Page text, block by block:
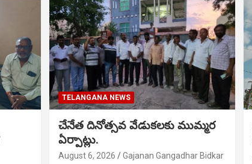
TELANGANA NEWS
చేనేత దినోత్సవ వేడుకలకు ముమ్మర
ఏర్పాట్లు.
August 6, 2026 Gajanan Gangadhar Bidkar